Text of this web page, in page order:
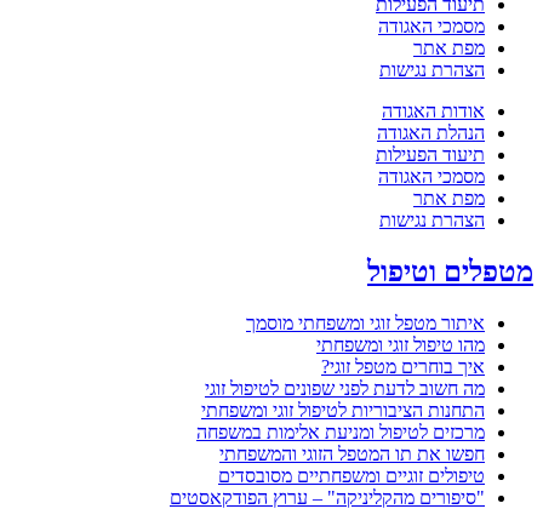
מסמכי האגודה
מפת אתר
הצהרת נגישות
אודות האגודה
הנהלת האגודה
תיעוד הפעילות
מסמכי האגודה
מפת אתר
הצהרת נגישות
מטפלים וטיפול
איתור מטפל זוגי ומשפחתי מוסמך
מהו טיפול זוגי ומשפחתי
איך בוחרים מטפל זוגי?
מה חשוב לדעת לפני שפונים לטיפול זוגי
התחנות הציבוריות לטיפול זוגי ומשפחתי
מרכזים לטיפול ומניעת אלימות במשפחה
חפשו את תו המטפל הזוגי והמשפחתי
טיפולים זוגיים ומשפחתיים מסובסדים
"סיפורים מהקליניקה" – ערוץ הפודקאסטים